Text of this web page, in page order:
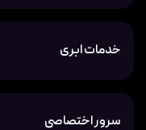
خدمات ابری
سرور اختصاصی